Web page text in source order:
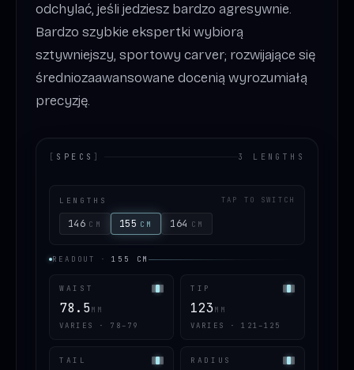
odchylać, jeśli jedziesz bardzo agresywnie.
Bardzo szybkie ekspertki wybiorą
sztywniejszy, sportowy carver; rozwijające się
średniozaawansowane docenią wyrozumiałą
precyzję.
[ SPECS ] 3 LENGTHS
LENGTHS TAP TO SWITCH
146 CM 155 CM 164 CM
READOUT · 155 CM
WAIST
78.5MM
VARIES · 78–79
TIP
123 MM
VARIES · 121–125
TAIL RADIUS